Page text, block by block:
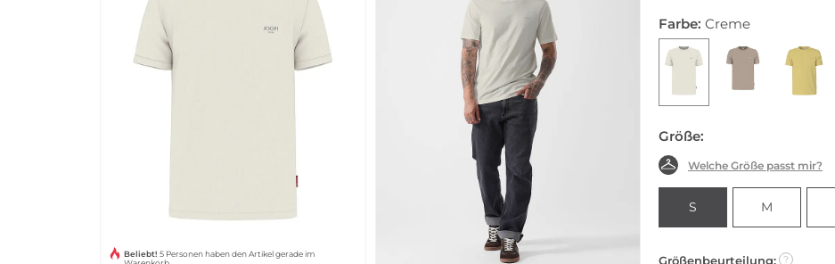
Beliebt! 5 Personen haben den Artikel gerade im
Farbe: Creme
Größe:
Welche Größe passt mir?
S M
Größenbeurteilung: ?